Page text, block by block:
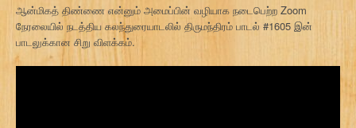
ஆன்மிகத் திண்ணை என்னும் அமைப்பின் வழியாக நடைபெற்ற Zoom
நேரலையில் நடத்திய கலந்துரையாடலில் திருமந்திரம் பாடல் #1605 இன்
பாடலுக்கான சிறு விளக்கம்.